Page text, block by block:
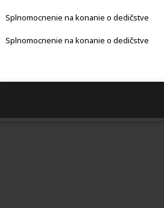
Splnomocnenie na konanie o dedičstve
Splnomocnenie na konanie o dedičstve